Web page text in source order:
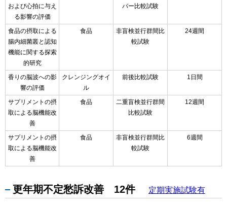
および心拍に与え
る影響の評価
バー比較試験
食品の摂取による
腸内細菌叢と認知
機能に関する探索
的研究
食品
非盲検並行群間比
較試験
24週間
香りの脳波への影
響の評価
クレンジングオイ
ル
前後比較試験 1日間
サプリメントの摂
取による脳機能改
善
食品
二重盲検並行群間
比較試験
12週間
サプリメントの摂
取による脳機能改
善
食品
非盲検並行群間比
較試験
6週間
更年期不定愁訴改善 12件 定期実施試験有